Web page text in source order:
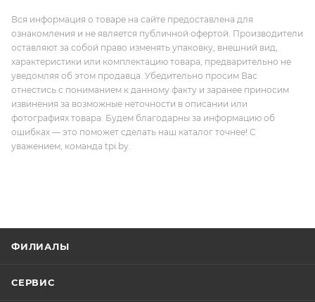
Вся информация о товаре на сайте предоставлена для
ознакомления и не является публичной офертой. Производители
оставляют за собой право изменять упаковку, внешний вид,
характеристики или комплектацию товара, предварительно не
уведомляя об этом продавца. Убедительно просим Вас
отнестись с пониманием к данному факту и заранее приносим
извинения за возможные неточности в описании или
фотографиях товара. Будем благодарны за информацию об
ошибках — это поможет сделать наш каталог точнее! С
уважением, команда tpi.by.
ФИЛИАЛЫ
СЕРВИС